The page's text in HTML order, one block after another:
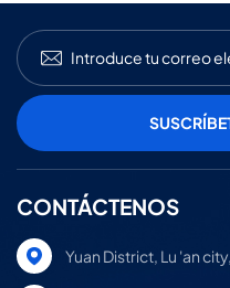
CONTÁCTENOS
Yuan District, Lu 'an